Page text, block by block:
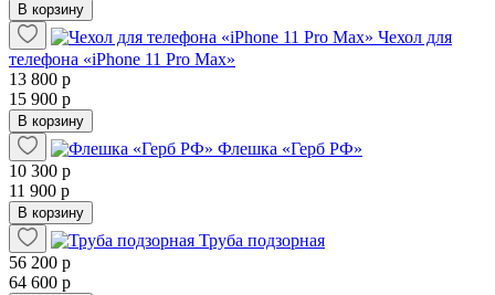
В корзину
Чехол для
телефона «iPhone 11 Pro Max»
13 800 р
15 900 р
В корзину
Флешка «Герб РФ»
10 300 р
11 900 р
В корзину
Труба подзорная
56 200 р
64 600 р